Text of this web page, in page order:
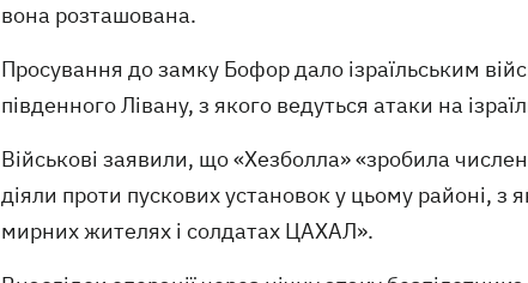
вона розташована.
Просування до замку Бофор дало ізраїльським
південного Лівану, з якого ведуться атаки на
Військові заявили, що «Хезболла» «зробила
діяли проти пускових установок у цьому районі, з
мирних жителях і солдатах ЦАХАЛ».